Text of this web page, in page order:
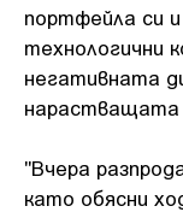
портфейла си
технологични
негативната
нарастващата
"Вчера
като обясни